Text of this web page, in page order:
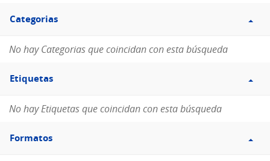
Filtro
Categorias
Categorias
No hay Categorias que coincidan con esta búsqueda
Filtro
Etiquetas
Etiquetas
No hay Etiquetas que coincidan con esta búsqueda
Filtro
Formatos
Formatos